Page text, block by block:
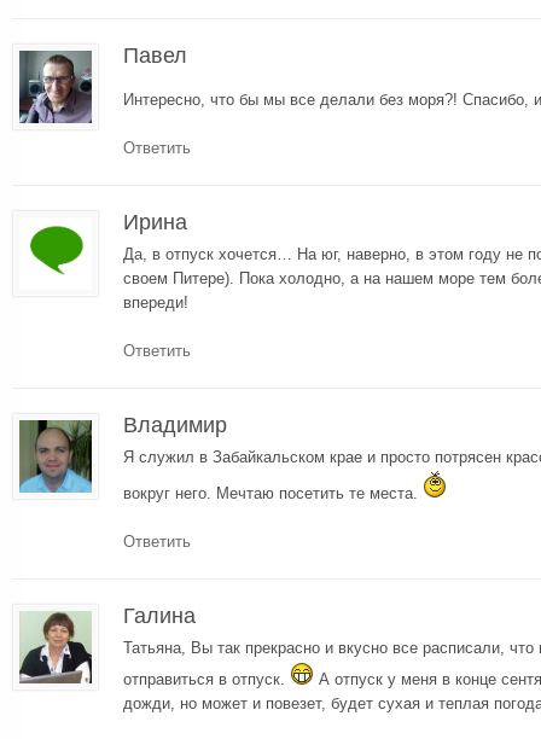
Павел
Интересно, что бы мы все делали без моря?! Спасибо,
Ответить
Ирина
Да, в отпуск хочется… На юг, наверно, в этом году не
своем Питере). Пока холодно, а на нашем море тем
впереди!
Ответить
Владимир
Я служил в Забайкальском крае и просто потрясен
вокруг него. Мечтаю посетить те места.
Ответить
Галина
Татьяна, Вы так прекрасно и вкусно все расписали,
отправиться в отпуск.
А отпуск у меня в конце
дожди, но может и повезет, будет сухая и теплая